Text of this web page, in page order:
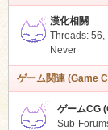
漢化相關
Threads: 56,
Never
ゲーム関連 (Game
ゲームCG
Sub-